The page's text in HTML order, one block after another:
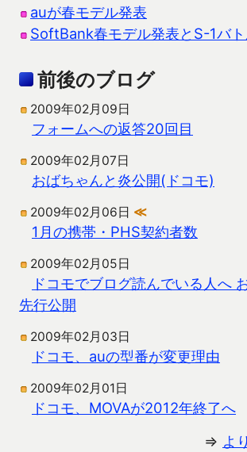
auが春モデル発表
SoftBank春モデル発表とS-1バ
前後のブログ
2009年02月09日
フォームへの返答20回目
2009年02月07日
おばちゃんと炎公開(ドコモ)
2009年02月06日 ≪
1月の携帯・PHS契約者数
2009年02月05日
ドコモでブログ読んでいる人へ
先行公開
2009年02月03日
ドコモ、auの型番が変更理由
2009年02月01日
ドコモ、MOVAが2012年終了へ
⇒ よ